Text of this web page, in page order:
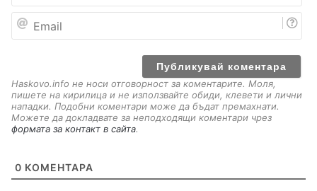
е
a
Haskovo.info не носи отговорност за коментарите. Моля,
пишете на кирилица и не използвайте обиди, клевети и лични
нападки. Подобни коментари може да бъдат премахнати.
Можете да докладвате за неподходящи коментари чрез
формата за контакт в сайта.
0 КОМЕНТАРА